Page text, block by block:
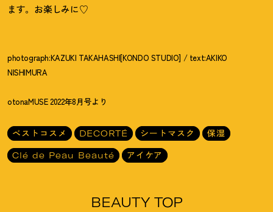
ます。お楽しみに♡
photograph:KAZUKI TAKAHASHI[KONDO STUDIO] / text:AKIKO
NISHIMURA
otonaMUSE 2022年8月号より
ベストコスメ DECORTÉ シートマスク
保湿
Clé de Peau Beauté
アイケア
BEAUTY TOP